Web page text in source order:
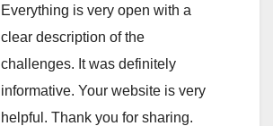
Everything is very open with a
clear description of the
challenges. It was definitely
informative. Your website is very
helpful. Thank you for sharing.